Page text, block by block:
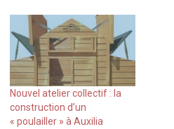
Nouvel atelier collectif : la
construction d’un
« poulailler » à Auxilia